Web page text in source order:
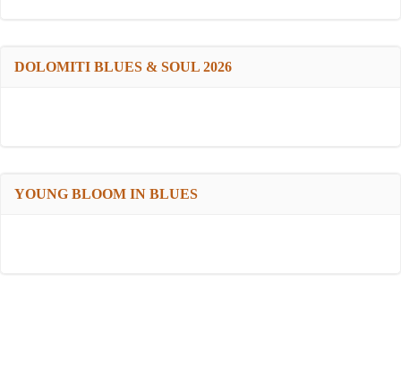
DOLOMITI BLUES & SOUL 2026
YOUNG BLOOM IN BLUES